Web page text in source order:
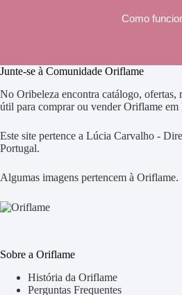
Como
Junte-se à Comunidade Oriflame
No Oribeleza encontra catálogo, ofertas,
útil para comprar ou vender Oriflame em
Este site pertence a Lúcia Carvalho -
Portugal.
Algumas imagens pertencem à Oriflame.
Sobre a Oriflame
História da Oriflame
Perguntas Frequentes